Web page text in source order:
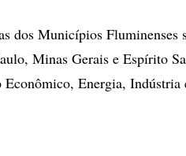
dos Municípios Fluminenses
Minas Gerais e Espírito
Econômico, Energia,